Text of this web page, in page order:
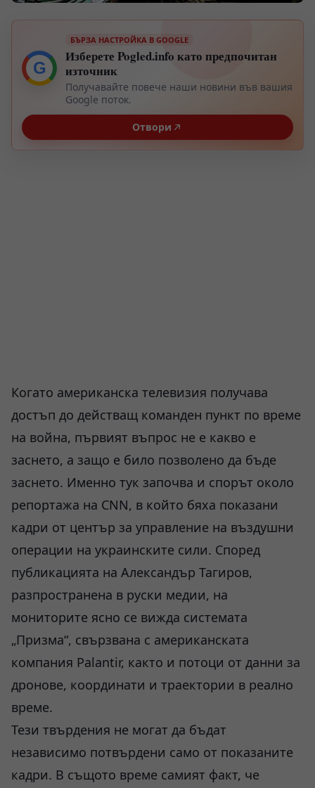
G
БЪРЗА НАСТРОЙКА В GOOGLE
Изберете Pogled.info като предпочитан
източник
Получавайте повече наши новини във вашия
Google поток.
Отвори
Когато американска телевизия получава
достъп до действащ команден пункт по време
на война, първият въпрос не е какво е
заснето, а защо е било позволено да бъде
заснето. Именно тук започва и спорът около
репортажа на CNN, в който бяха показани
кадри от център за управление на въздушни
операции на украинските сили. Според
публикацията на Александър Тагиров,
разпространена в руски медии, на
мониторите ясно се вижда системата
„Призма“, свързвана с американската
компания Palantir, както и потоци от данни за
дронове, координати и траектории в реално
време.
Тези твърдения не могат да бъдат
независимо потвърдени само от показаните
кадри. В същото време самият факт, че